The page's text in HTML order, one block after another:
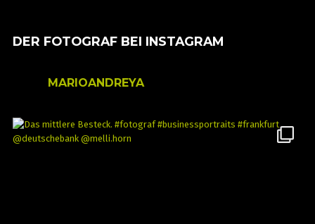
DER FOTOGRAF BEI INSTAGRAM
MARIOANDREYA